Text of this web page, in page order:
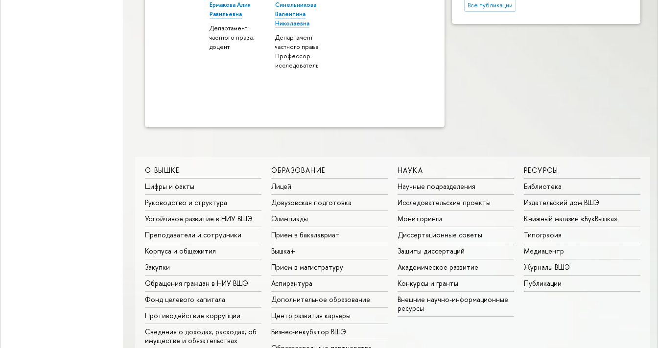
Все публикации
Ермакова Алия
Равильевна
Департамент
частного права:
доцент
Синельникова
Валентина
Николаевна
Департамент
частного права:
Профессор-
исследователь
О ВЫШКЕ
Цифры и факты
Руководство и структура
Устойчивое развитие в НИУ ВШЭ
Преподаватели и сотрудники
Корпуса и общежития
Закупки
Обращения граждан в НИУ ВШЭ
Фонд целевого капитала
Противодействие коррупции
Сведения о доходах, расходах, об
имуществе и обязательствах
ОБРАЗОВАНИЕ
Лицей
Довузовская подготовка
Олимпиады
Прием в бакалавриат
Вышка+
Прием в магистратуру
Аспирантура
Дополнительное образование
Центр развития карьеры
Бизнес-инкубатор ВШЭ
НАУКА
Научные подразделения
Исследовательские проекты
Мониторинги
Диссертационные советы
Защиты диссертаций
Академическое развитие
Конкурсы и гранты
Внешние научно-информационные
ресурсы
РЕСУРСЫ
Библиотека
Издательский дом ВШЭ
Книжный магазин «БукВышка»
Типография
Медиацентр
Журналы ВШЭ
Публикации